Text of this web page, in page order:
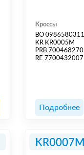
Кроссы
BO 0986580311
KR KR0005M
PRB 700468270
RE 7700432007
Подробнее
KR0007M